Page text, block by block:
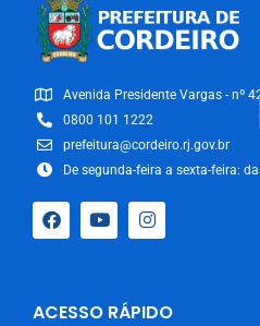
Avenida Presidente Vargas - nº
0800 101 1222
prefeitura@cordeiro.rj.gov.br
De segunda-feira a sexta-feira:
ACESSO RÁPIDO